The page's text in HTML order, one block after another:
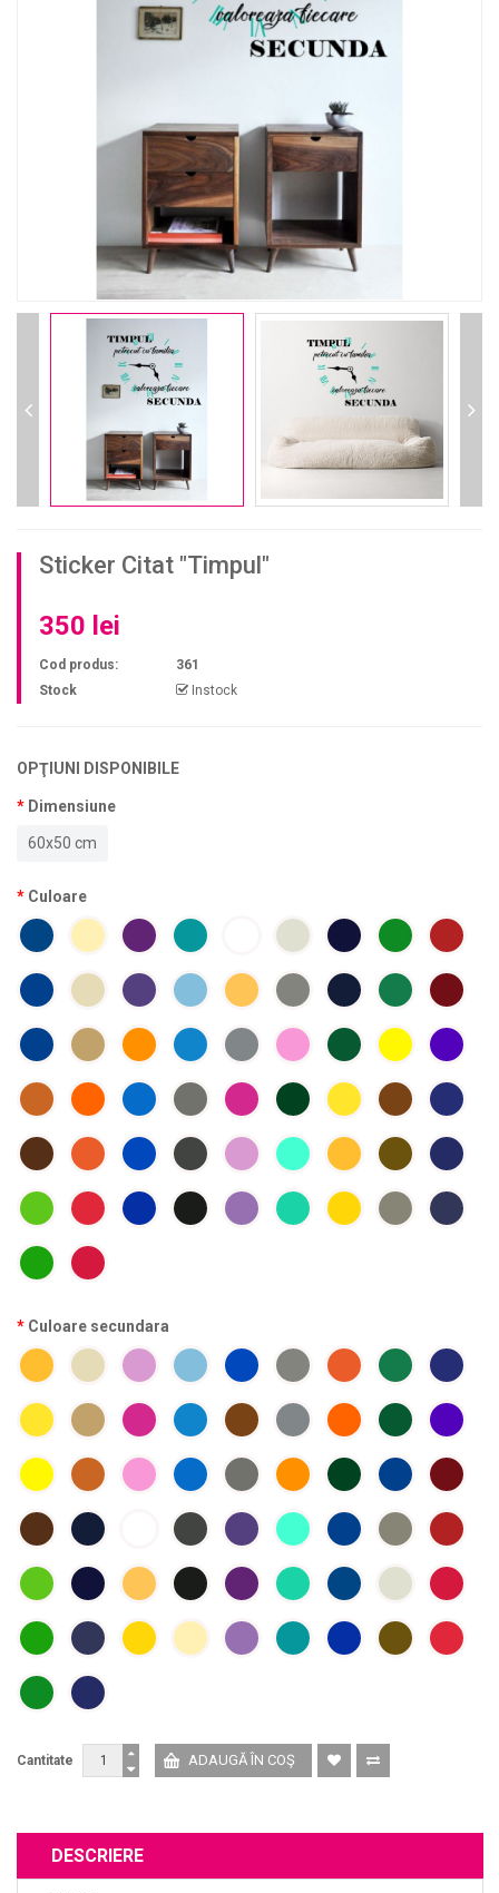
Sticker Citat "Timpul"
350 lei
Cod produs:
361
Stock
Instock
OPŢIUNI DISPONIBILE
Dimensiune
60x50 cm
Culoare
Culoare secundara
Cantitate
DESCRIERE